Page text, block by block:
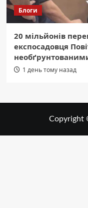
Блоги
20 мільйонів
експосадовця
1 день тому назад
Copyright